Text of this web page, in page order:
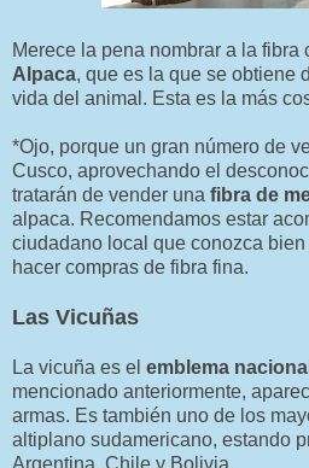
Merece la pena nombrar a la fibra
Alpaca, que es la que se obtiene
vida del animal. Esta es la más
*Ojo, porque un gran número de
Cusco, aprovechando el
tratarán de vender una fibra de
alpaca. Recomendamos estar
ciudadano local que conozca
hacer compras de fibra fina.
Las Vicuñas
La vicuña es el emblema
mencionado anteriormente,
armas. Es también uno de los
altiplano sudamericano, estando
Argentina, Chile y Bolivia.